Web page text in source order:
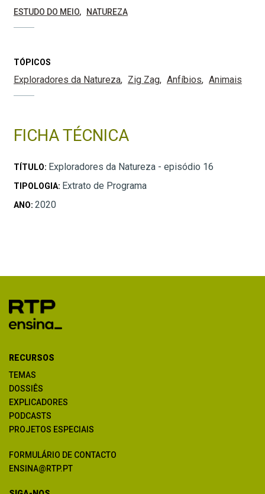
ESTUDO DO MEIO
NATUREZA
TÓPICOS
Exploradores da Natureza Zig Zag Anfíbios Animais
FICHA TÉCNICA
TÍTULO: Exploradores da Natureza - episódio 16
TIPOLOGIA: Extrato de Programa
ANO: 2020
RECURSOS
TEMAS
DOSSIÊS
EXPLICADORES
PODCASTS
PROJETOS ESPECIAIS
FORMULÁRIO DE CONTACTO
ENSINA@RTP.PT